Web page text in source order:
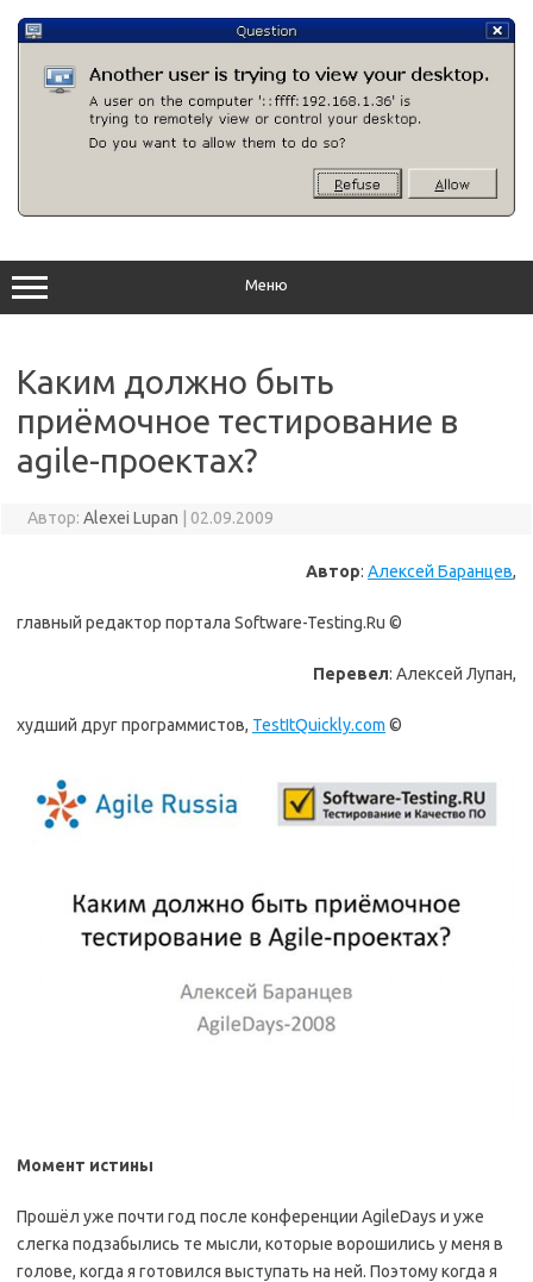
содержимому
Меню
Каким должно быть
приёмочное тестирование в
agile-проектах?
Автор: Alexei Lupan 02.09.2009
Автор: Алексей Баранцев,
главный редактор портала Software-Testing.Ru ©
Перевел: Алексей Лупан,
худший друг программистов, TestItQuickly.com ©
Момент истины
Прошёл уже почти год после конференции AgileDays и уже
слегка подзабылись те мысли, которые ворошились у меня в
голове, когда я готовился выступать на ней. Поэтому когда я